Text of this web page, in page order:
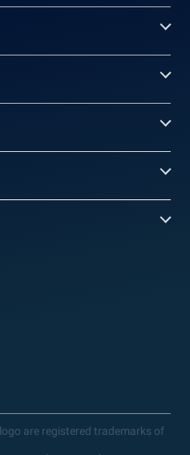
are registered trademarks of